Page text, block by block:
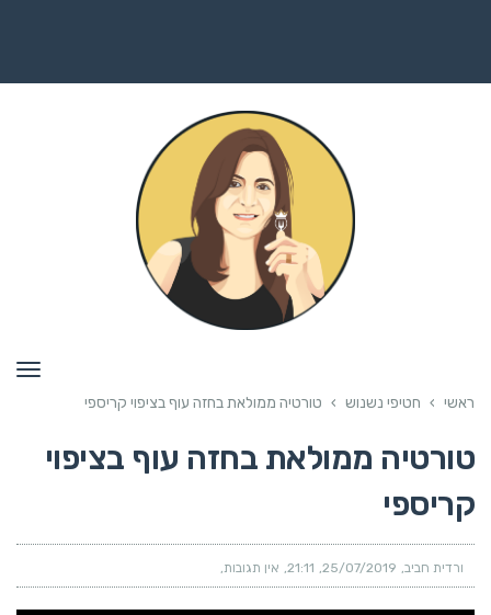
ראשי › חטיפי נשנוש › טורטיה ממולאת בחזה עוף בציפוי קריספי
טורטיה ממולאת בחזה עוף בציפוי
קריספי
ורדית חביב 25/07/2019
21:11 אין תגובות